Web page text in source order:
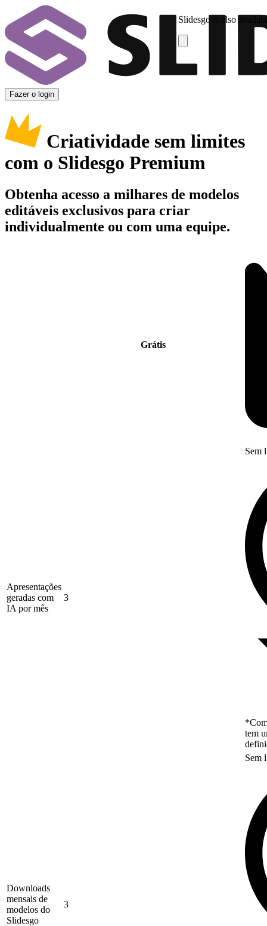
Slidesgo is also
Fazer o login
Criatividade sem limites
com o Slidesgo Premium
Obtenha acesso a milhares de modelos
editáveis exclusivos para criar
individualmente ou com uma equipe.
Grátis
Apresentações
geradas com
IA por mês
3
Sem
tem
Downloads
mensais de
modelos do
Slidesgo
3
Sem